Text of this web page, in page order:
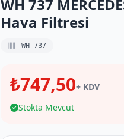
WH 737
Hava Filtresi
WH 737
₺747,50+ KDV
Stokta Mevcut